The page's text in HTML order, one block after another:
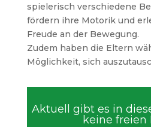
spielerisch verschiedene
fördern ihre Motorik und
Freude an der Bewegung.
Zudem haben die Eltern
Möglichkeit, sich
Aktuell gibt es in
keine freien